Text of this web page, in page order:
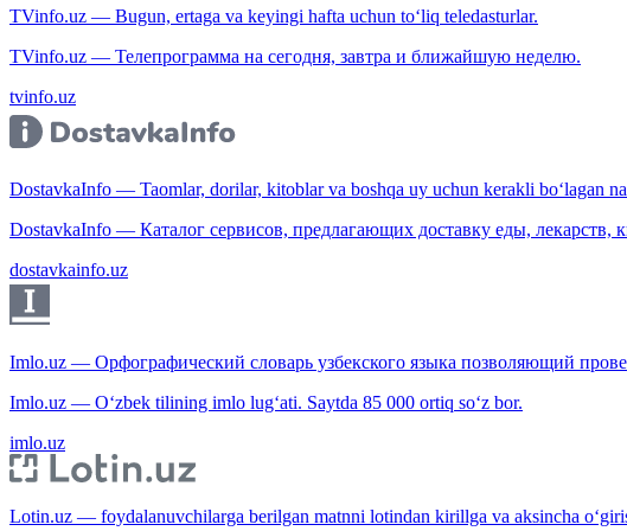
TVinfo.uz — Bugun, ertaga va keyingi hafta uchun to‘liq teledasturlar.
TVinfo.uz — Телепрограмма на сегодня, завтра и ближайшую неделю.
tvinfo.uz
DostavkaInfo — Taomlar, dorilar, kitoblar va boshqa uy uchun kerakli bo‘lagan
DostavkaInfo — Каталог сервисов, предлагающих доставку еды, лекарств,
dostavkainfo.uz
Imlo.uz — Орфографический словарь узбекского языка позволяющий
Imlo.uz — O‘zbek tilining imlo lug‘ati. Saytda 85 000 ortiq so‘z bor.
imlo.uz
Lotin.uz — foydalanuvchilarga berilgan matnni lotindan kirillga va aksincha